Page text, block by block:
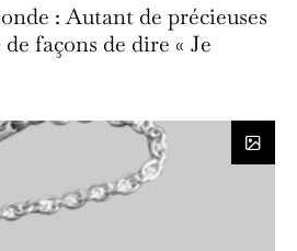
: Autant de précieuses
façons de dire « Je